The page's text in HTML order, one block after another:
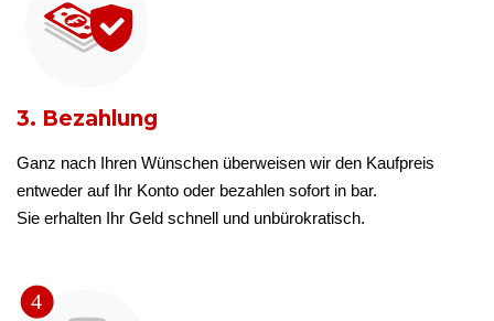
3. Bezahlung
Ganz nach Ihren Wünschen überweisen wir den Kaufpreis
entweder auf Ihr Konto oder bezahlen sofort in bar.
Sie erhalten Ihr Geld schnell und unbürokratisch.